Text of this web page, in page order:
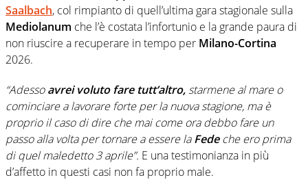
Saalbach, col rimpianto di quell’ultima gara stagionale sulla
Mediolanum che l’è costata l’infortunio e la grande paura di
non riuscire a recuperare in tempo per Milano-Cortina
2026.
“Adessoavrei voluto fare tutt’altro,starmene al mare o
cominciare a lavorare forte per la nuova stagione, ma è
proprio il caso di dire che mai come ora debbo fare un
passo alla volta per tornare a essere laFedeche ero prima
di quel maledetto 3 aprile”. E una testimonianza in più
d’affetto in questi casi non fa proprio male.